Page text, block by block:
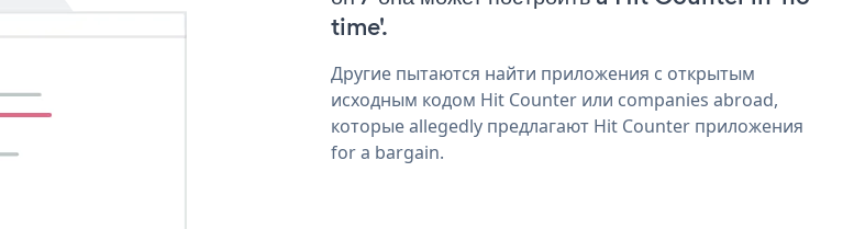
time'.
Другие пытаются найти приложения с открытым
исходным кодом Hit Counter или companies abroad,
которые allegedly предлагают Hit Counter приложения
for a bargain.